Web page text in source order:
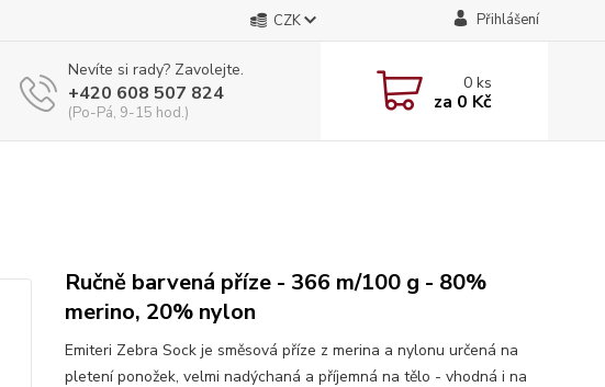
CZK Přihlášení
Nevíte si rady? Zavolejte.
+420 608 507 824
(Po-Pá, 9-15 hod.)
0ks
za 0 Kč
Ručně barvená příze - 366 m/100 g - 80%
merino, 20% nylon
Emiteri Zebra Sock je směsová příze z merina a nylonu určená na
pletení ponožek, velmi nadýchaná a příjemná na tělo - vhodná i na